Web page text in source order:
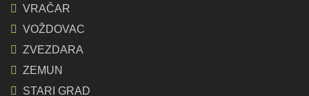
VRAČAR
VOŽDOVAC
ZVEZDARA
ZEMUN
STARI GRAD